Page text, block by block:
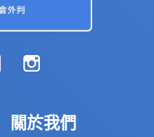
關於我們